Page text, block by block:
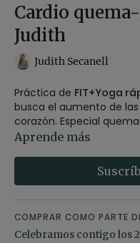
Cardio
Judith
Judith Secanell
Práctica de FIT+Yoga
busca el aumento de
corazón. Especial
las asanas varias veces
FIT+Yoga
Judith
Intensidad:3-4
Material: sin material
Aprende más
COMPRAR COMO PARTE